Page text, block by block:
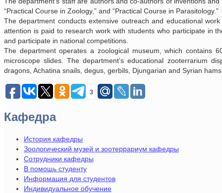
“Practical Course in Zoology,” and “Practical Course in Parasitology.”
The department conducts extensive outreach and educational
attention is paid to research work with students who participate in
and participate in national competitions.
The department operates a zoological museum, which contains
microscope slides. The department’s educational zooterrarium
dragons, Achatina snails, degus, gerbils, Djungarian and Syrian
3
Кафедра
История кафедры
Зоологический музей и зоотеррариум кафедры
Сотрудники кафедры
В помощь студенту
Информация для студентов
Индивидуальное обучение